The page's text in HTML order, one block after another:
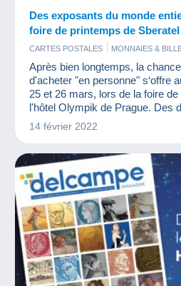
Des exposants du monde
foire de printemps de Sberatel
CARTES POSTALES MONNAIES &
TIMBRES
VIEUX DOCUMENTS
Après bien longtemps, la
d'acheter "en personne" s‘offre
25 et 26 mars, lors de la foire
l'hôtel Olympik de Prague. Des
monde entier seront présents.
14 février 2022